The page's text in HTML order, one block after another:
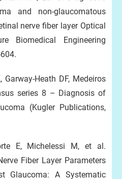
and non-glaucomatous
nerve fiber layer Optical
Biomedical Engineering
Garway-Heath DF, Medeiros
series 8 – Diagnosis of
(Kugler Publications,
E, Michelessi M, et al.
Fiber Layer Parameters
Glaucoma: A Systematic